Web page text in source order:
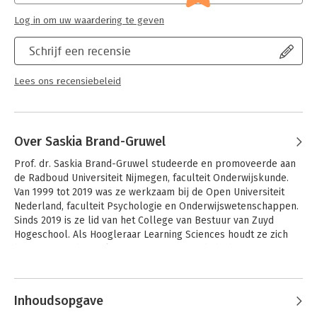
Schrijf een recensie
Lees ons recensiebeleid
Log in om uw waardering te geven
Over Saskia Brand-Gruwel
Prof. dr. Saskia Brand-Gruwel studeerde en promoveerde aan
de Radboud Universiteit Nijmegen, faculteit Onderwijskunde.
Van 1999 tot 2019 was ze werkzaam bij de Open Universiteit
Nederland, faculteit Psychologie en Onderwijswetenschappen.
Sinds 2019 is ze lid van het College van Bestuur van Zuyd
Hogeschool. Als Hoogleraar Learning Sciences houdt ze zich
Inhoudsopgave